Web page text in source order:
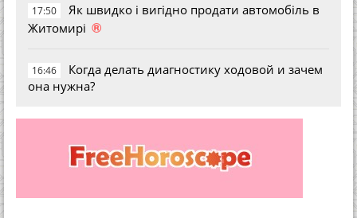
17:50
Як швидко і вигідно продати автомобіль в
Житомирі ®
16:46
Когда делать диагностику ходовой и зачем
она нужна?